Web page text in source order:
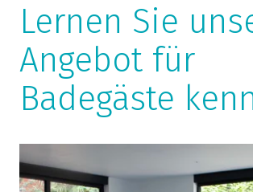
Lernen Sie
Angebot für
Badegäste